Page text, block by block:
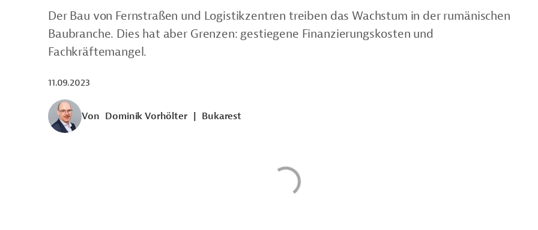
Der Bau von Fernstraßen und Logistikzentren treiben das Wachstum in der rumänischen
Baubranche. Dies hat aber Grenzen: gestiegene Finanzierungskosten und
Fachkräftemangel.
11.09.2023
Von Dominik Vorhölter Bukarest